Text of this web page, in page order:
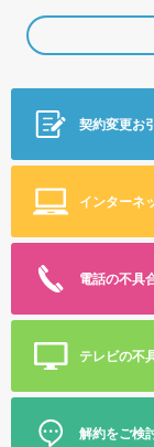
契約変更お
インターネ
電話の不具
テレビの不
解約をご検